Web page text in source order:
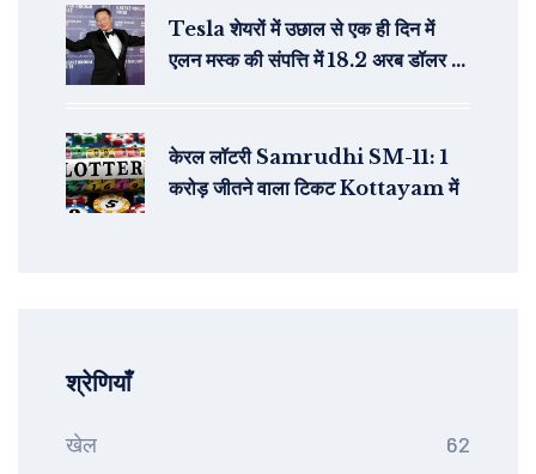
Tesla शेयरों में उछाल से एक ही दिन में
एलन मस्क की संपत्ति में 18.2 अरब डॉलर का
केरल लॉटरी Samrudhi SM-11: 1
करोड़ जीतने वाला टिकट Kottayam में
श्रेणियाँ
खेल 62